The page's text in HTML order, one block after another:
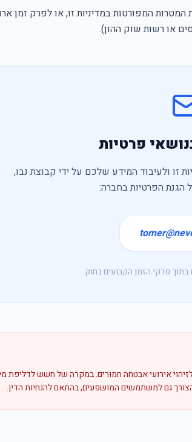
המפורטות במדיניות זו, או לפרק זמן
או רשות שוק ההון).
פרטיות
זו ולעיבוד המידע שלכם על ידי קבוצת נבו,
הגנת הפרטיות בחברה:
בתוך פרקי הזמן הקבועים בחוק.
אירועי אבטחה חמורים. במקרה של חשש לדליפת
גם למשתמשים המושפעים, בהתאם להנחיות הדין.